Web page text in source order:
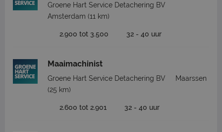
Groene Hart Service Detachering BV
Amsterdam (11 km)
2.900 tot 3.500 32 - 40 uur
Maaimachinist
Groene Hart Service Detachering BV
Maarssen
(25 km)
2.600 tot 2.901 32 - 40 uur